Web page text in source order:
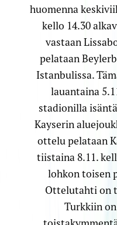
huomenna
kello 14.30
vastaan
pelataan
Istanbulissa.
lauantaina
stadionilla
Kayserin
ottelu pelataan
tiistaina 8.11.
lohkon toisen
Ottelutahti on
Turkkiin